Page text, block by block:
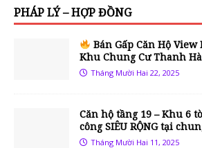
PHÁP LÝ – HỢP ĐỒNG
Bán Gấp Căn Hộ View
Khu Chung Cư Thanh Hà
Tháng Mười Hai 22, 2025
Căn hộ tầng 19 – Khu 6
công SIÊU RỘNG tại
Tháng Mười Hai 11, 2025